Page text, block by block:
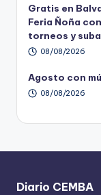
Gratis en
Feria Ñoña
torneos y
08/08/2026
Agosto con
08/08/2026
Diario CEMBA